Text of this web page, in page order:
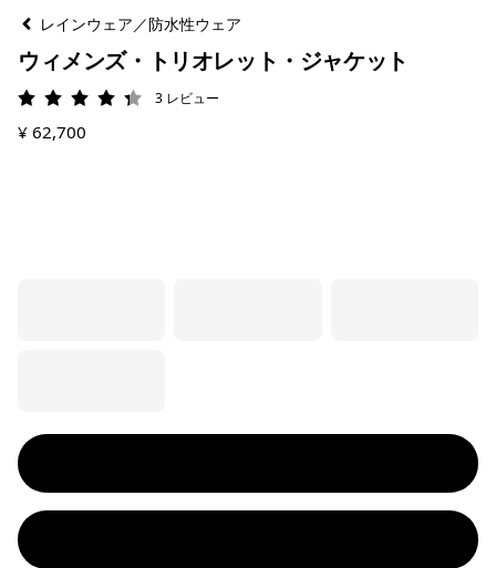
レインウェア／防水性ウェア
ウィメンズ・トリオレット・ジャケット
評価: 4.3 / 5
3 レビュー
¥ 62,700